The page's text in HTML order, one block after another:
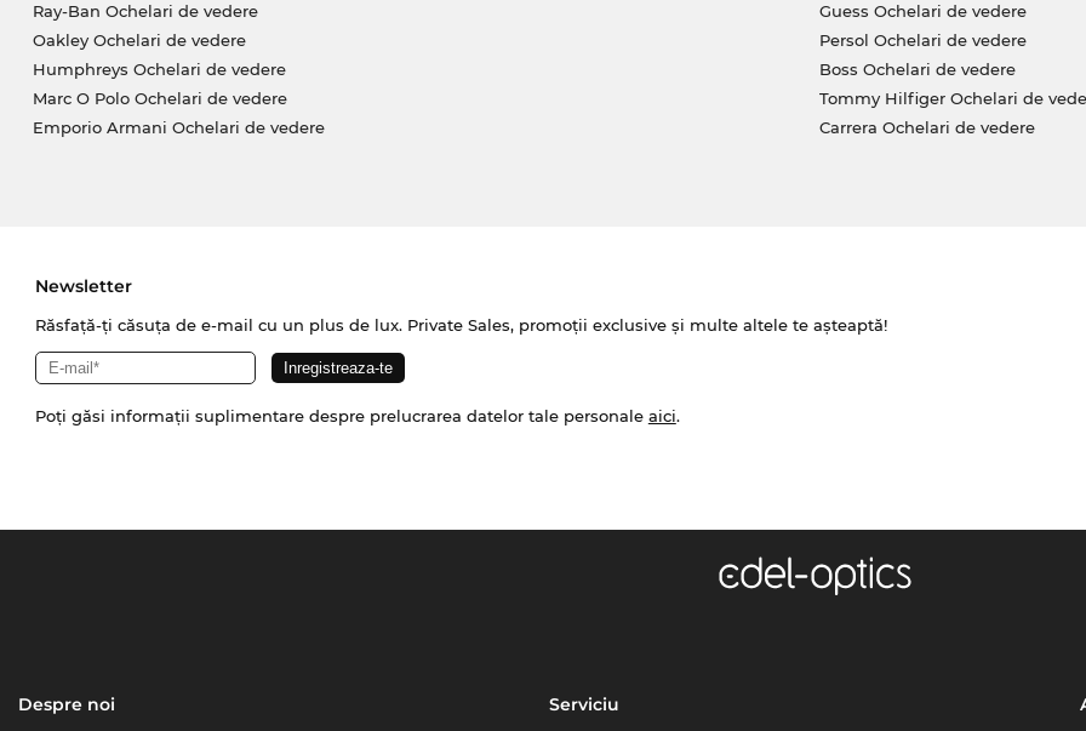
Ray-Ban Ochelari de vedere
Oakley Ochelari de vedere
Humphreys Ochelari de vedere
Marc O Polo Ochelari de vedere
Emporio Armani Ochelari de vedere
Guess Ochelari de vedere
Persol Ochelari de vedere
Boss Ochelari de vedere
Tommy Hilfiger Ochelari de
Carrera Ochelari de vedere
Newsletter
Răsfață-ți căsuța de e-mail cu un plus de lux. Private Sales, promoții exclusive și multe altele te așteaptă!
Poți găsi informații suplimentare despre prelucrarea datelor tale personale aici.
Despre noi Serviciu